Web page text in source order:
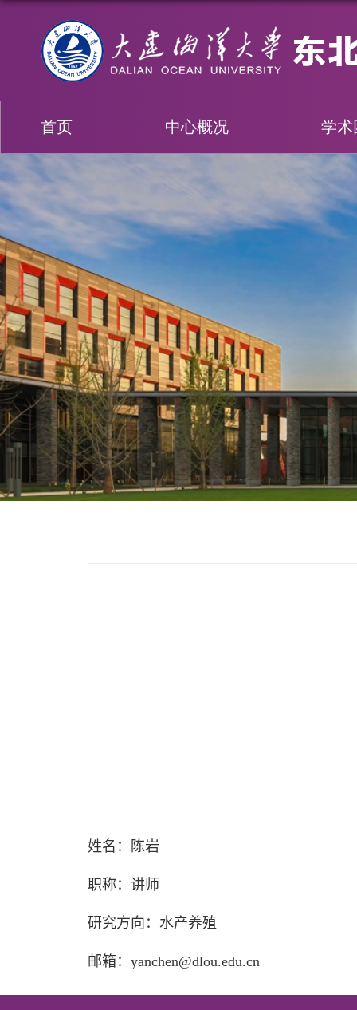
首页 中心概况 学术
姓名：陈岩
职称：讲师
研究方向：水产养殖
邮箱： yanchen@dlou.edu.cn